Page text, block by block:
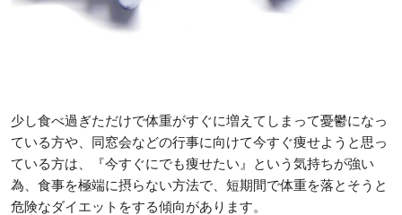
少し食べ過ぎただけで体重がすぐに増えてしまって憂鬱になっ
ている方や、同窓会などの行事に向けて今すぐ痩せようと思っ
ている方は、『今すぐにでも痩せたい』という気持ちが強い
為、食事を極端に摂らない方法で、短期間で体重を落とそうと
危険なダイエットをする傾向があります。